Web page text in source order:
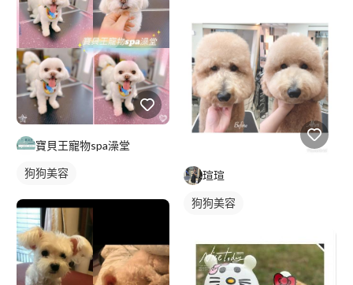
寶貝王寵物spa澡堂
狗狗美容 瑄瑄
狗狗美容